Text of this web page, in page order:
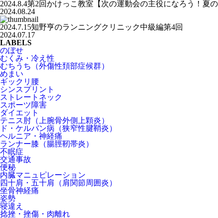
2024.8.4第2回かけっこ教室【次の運動会の主役になろう！夏
2024.08.24
2024.7.15知野亨のランニングクリニック中級編第4回
2024.07.17
LABELS
のぼせ
むくみ・冷え性
むちうち（外傷性頚部症候群）
めまい
ギックリ腰
シンスプリント
ストレートネック
スポーツ障害
ダイエット
テニス肘（上腕骨外側上顆炎）
ド・ケルバン病（狭窄性腱鞘炎）
ヘルニア・神経痛
ランナー膝（腸脛靭帯炎）
不眠症
交通事故
便秘
内臓マニュピレーション
四十肩・五十肩（肩関節周囲炎）
坐骨神経痛
姿勢
寝違え
捻挫・挫傷・肉離れ